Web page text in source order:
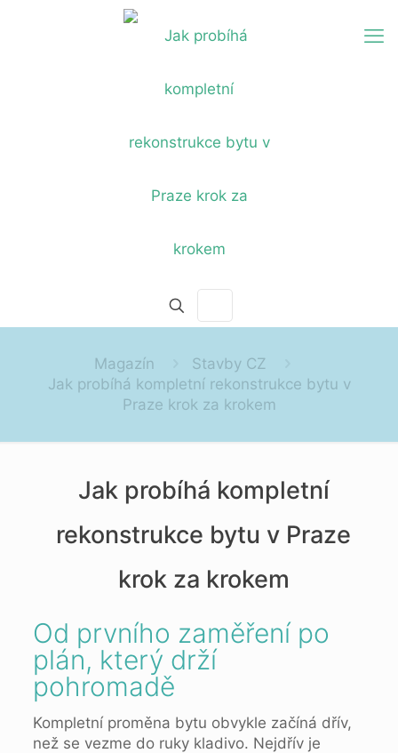
Magazín
Stavby CZ
Jak probíhá kompletní rekonstrukce bytu v
Praze krok za krokem
Jak probíhá kompletní
rekonstrukce bytu v Praze
krok za krokem
Od prvního zaměření po
plán, který drží
pohromadě
Kompletní proměna bytu obvykle začíná dřív,
než se vezme do ruky kladivo. Nejdřív je